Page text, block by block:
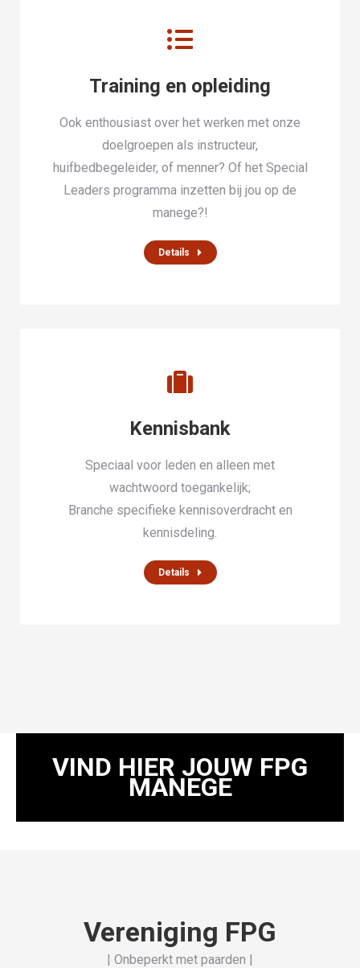
Training en opleiding
Ook enthousiast over het werken met onze
doelgroepen als instructeur,
huifbedbegeleider, of menner? Of het Special
Leaders programma inzetten bij jou op de
manege?!
Details
Kennisbank
Speciaal voor leden en alleen met
wachtwoord toegankelijk;
Branche specifieke kennisoverdracht en
kennisdeling.
Details
VIND HIER JOUW FPG
MANEGE
Vereniging FPG
| Onbeperkt met paarden |